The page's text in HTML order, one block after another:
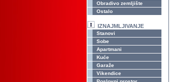
Obradivo zemljište
Ostalo
IZNAJMLJIVANJE
Stanovi
Sobe
Apartmani
Kuće
Garaže
Vikendice